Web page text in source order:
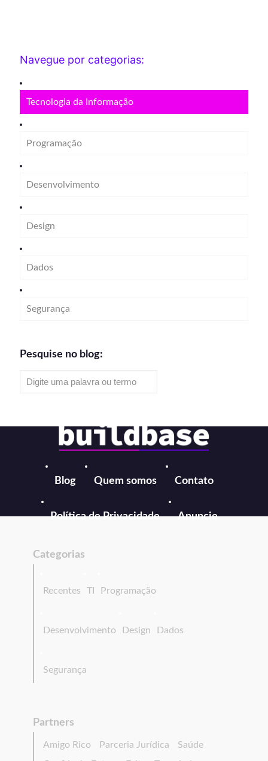
Navegue por categorias:
Tecnologia da Informação
Programação
Desenvolvimento
Design
Dados
Segurança
Pesquise no blog:
Blog Quem somos Contato
Política de Privacidade Anuncie
Categorias
Recentes TI Programação
Desenvolvimento Design Dados
Segurança
Partners
Amigo Rico Parceria Jurídica
Saúde